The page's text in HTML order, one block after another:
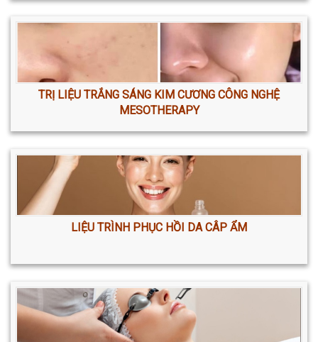
TRỊ LIỆU TRẮNG SÁNG KIM CƯƠNG CÔNG NGHỆ
MESOTHERAPY
LIỆU TRÌNH PHỤC HỒI DA CÂP ẨM